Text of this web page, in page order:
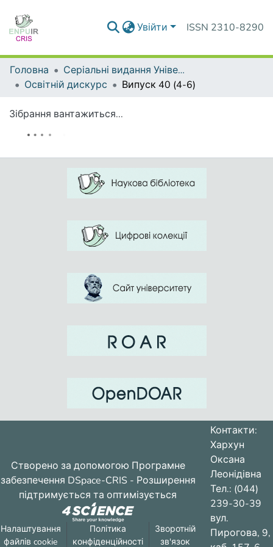
Увійти ISSN 2310-8290
Головна
Серіальні видання Університету
Освітній дискурс
Випуск 40 (4-6)
Зібрання вантажиться...
Створено за допомогою Програмне
забезпечення DSpace-CRIS - Розширення
підтримується та оптимізується
Налаштування
файлів cookie
Політика
конфіденційності
Зворотній
зв'язок
Контакти:
Хархун
Оксана
Леонідівна
Тел.: (044)
239-30-39
вул.
Пирогова, 9,